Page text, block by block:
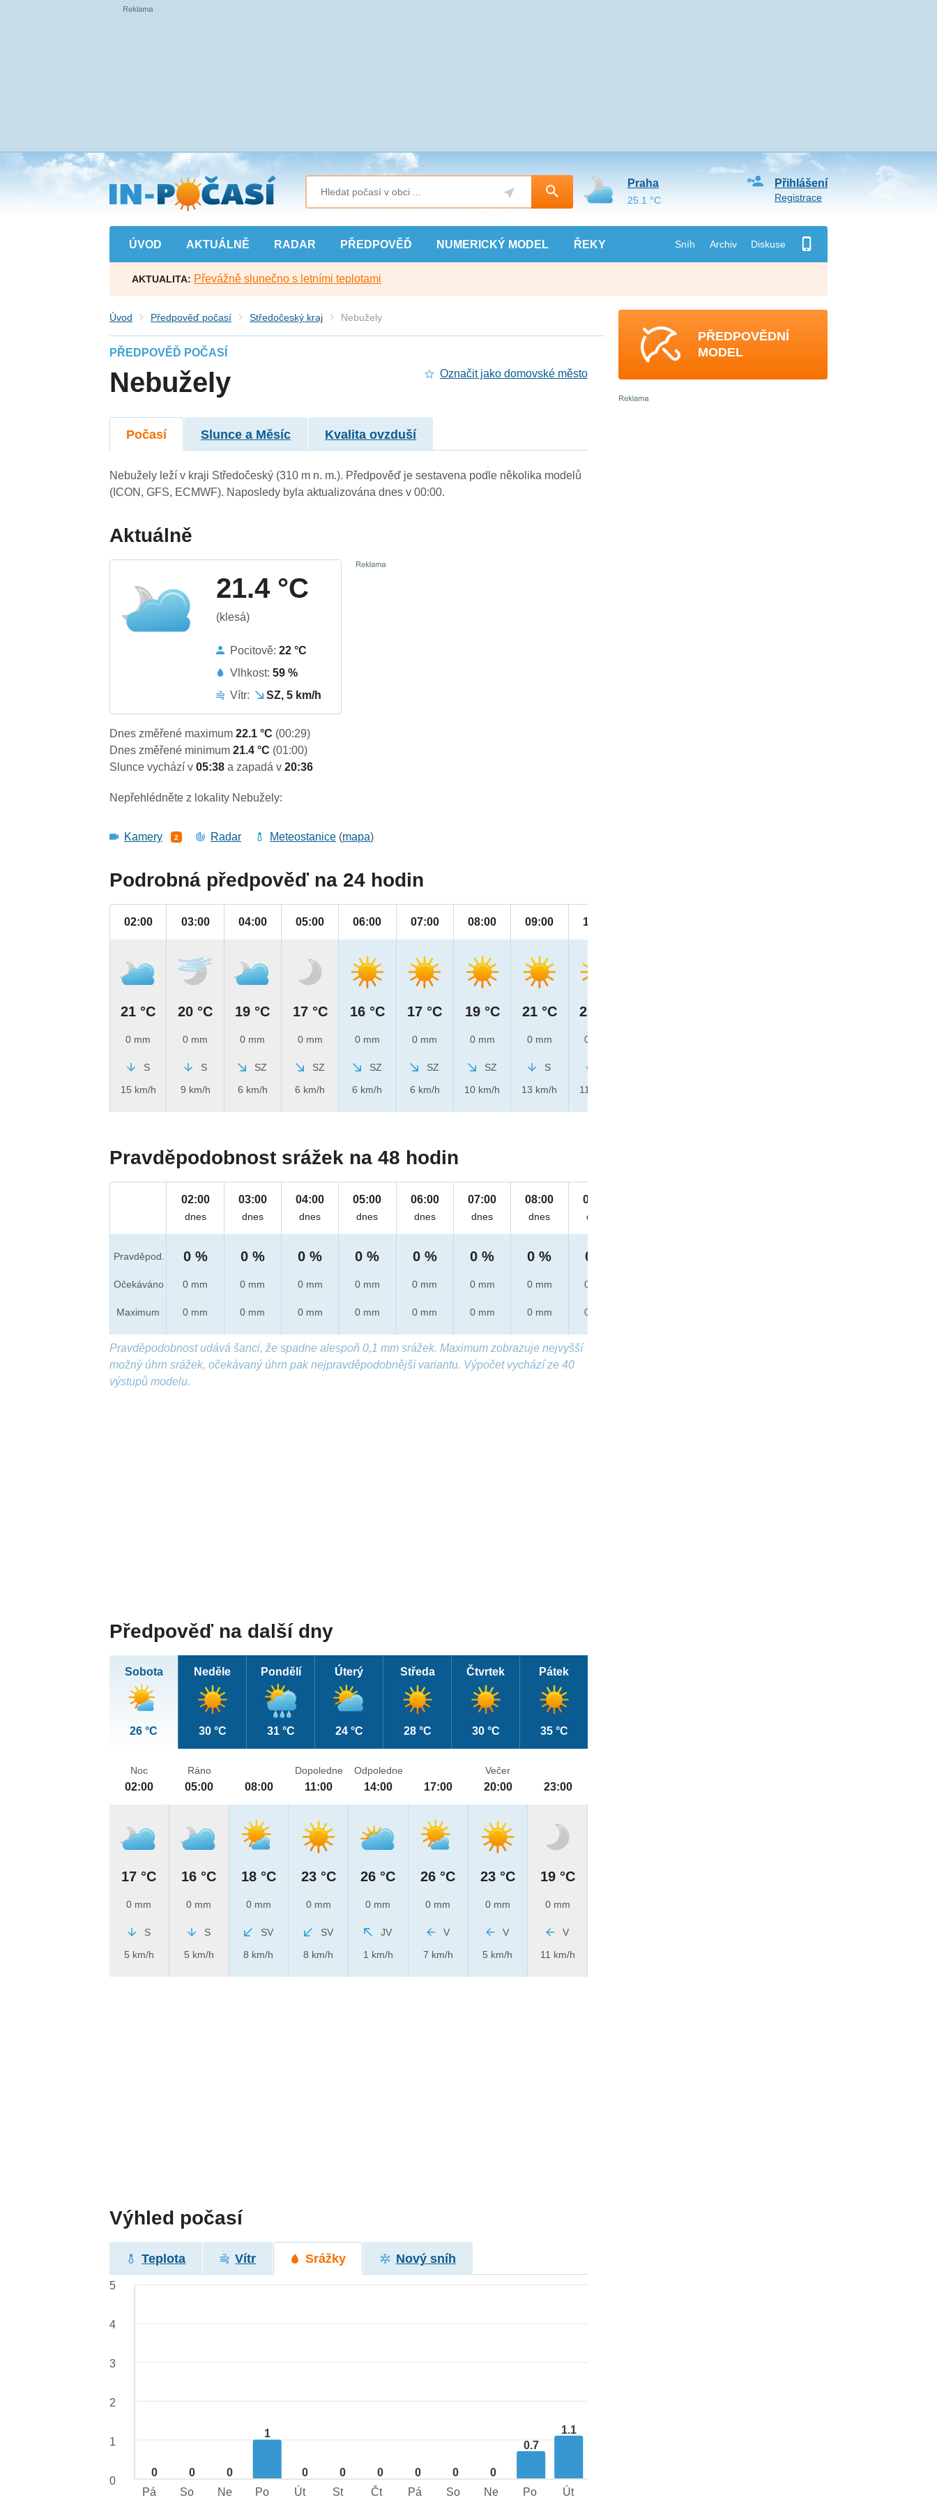
Přejít
na
hlavní
obsah
ÚVOD AKTUÁLNĚ RADAR PŘEDPOVĚĎ NUMERICKÝ MODEL ŘEKY Sníh Archiv Diskuse
Přihlášení
Registrace
Praha
25.1 °C
AKTUALITA: Převážně slunečno s letními teplotami
Úvod Předpověď počasí Středočeský kraj Nebužely
PŘEDPOVĚĎ POČASÍ
Nebužely Označit jako domovské město
Počasí Slunce a Měsíc Kvalita ovzduší
Nebužely leží v kraji Středočeský (310 m n. m.). Předpověď je sestavena podle několika modelů
(ICON, GFS, ECMWF). Naposledy byla aktualizována dnes v 00:00.
Aktuálně
21.4 °C
(klesá)
Pocitově:22 °C
Vlhkost:59 %
Vítr:
SZ, 5 km/h
Dnes změřené maximum22.1 °C (00:29)
Dnes změřené minimum21.4 °C (01:00)
Slunce vychází v05:38a zapadá v20:36
Nepřehlédněte z lokality Nebužely:
Kamery 2 Radar Meteostanice (mapa)
Podrobná předpověď na 24 hodin
02:00
21 °C
0 mm
S
15 km/h
03:00
20 °C
0 mm
S
9 km/h
04:00
19 °C
0 mm
SZ
6 km/h
05:00
17 °C
0 mm
SZ
6 km/h
06:00
16 °C
0 mm
SZ
6 km/h
07:00
17 °C
0 mm
SZ
6 km/h
08:00
19 °C
0 mm
SZ
10 km/h
09:00
21 °C
0 mm
S
13 km/h
10:00
22 °C
0 mm
11 km/h
Pravděpodobnost srážek na 48 hodin
Pravděpod.
Očekáváno
Maximum
02:00
dnes
0 %
0 mm
0 mm
03:00
dnes
0 %
0 mm
0 mm
04:00
dnes
0 %
0 mm
0 mm
05:00
dnes
0 %
0 mm
0 mm
06:00
dnes
0 %
0 mm
0 mm
07:00
dnes
0 %
0 mm
0 mm
08:00
dnes
0 %
0 mm
0 mm
09:00
dnes
0 %
0 mm
0 mm
Pravděpodobnost udává šanci, že spadne alespoň 0,1 mm srážek. Maximum zobrazuje nejvyšší
možný úhrn srážek, očekávaný úhrn pak nejpravděpodobnější variantu. Výpočet vychází ze 40
výstupů modelu.
Předpověď na další dny
Sobota
26 °C
Neděle
30 °C
Pondělí
31 °C
Úterý
24 °C
Středa
28 °C
Čtvrtek
30 °C
Pátek
35 °C
Noc
02:00
17 °C
0 mm
S
5 km/h
Ráno
05:00
16 °C
0 mm
S
5 km/h
08:00
18 °C
0 mm
SV
8 km/h
Dopoledne
11:00
23 °C
0 mm
SV
8 km/h
Odpoledne
14:00
26 °C
0 mm
JV
1 km/h
17:00
26 °C
0 mm
V
7 km/h
Večer
20:00
23 °C
0 mm
V
5 km/h
23:00
19 °C
0 mm
V
11 km/h
Výhled počasí
Teplota Vítr Srážky Nový sníh
0 0 0
1
0 0 0 0 0 0
0.7
1.1
5
4
3
2
1
0
Pá
So Ne Po Út St Čt Pá So Ne Po Út
PŘEDPOVĚDNÍ
MODEL